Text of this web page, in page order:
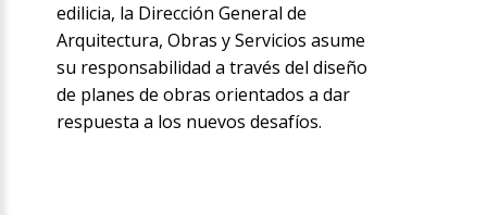
edilicia, la Dirección General de
Arquitectura, Obras y Servicios asume
su responsabilidad a través del diseño
de planes de obras orientados a dar
respuesta a los nuevos desafíos.